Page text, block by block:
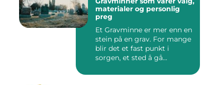
materialer og personlig
preg
Et Gravminne er mer enn en
stein på en grav. For mange
blir det et fast punkt i
sorgen, et sted å gå...